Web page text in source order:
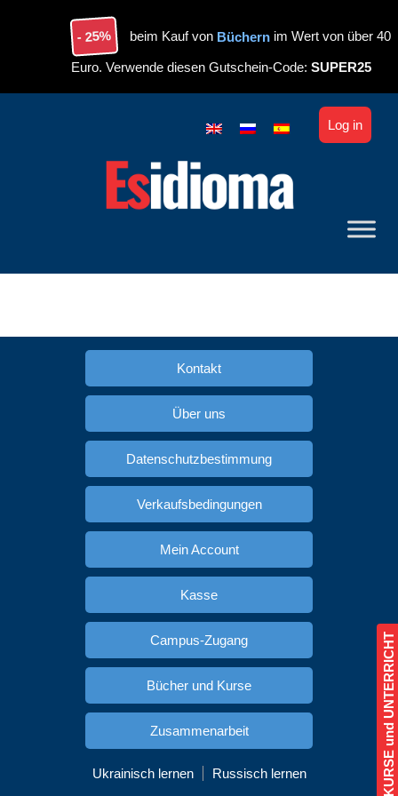
KURSE und UNTERRICHT
- 25% beim Kauf von Büchern im Wert von über 40
Euro. Verwende diesen Gutschein-Code: SUPER25
Log in
Kontakt
Über uns
Datenschutzbestimmung
Verkaufsbedingungen
Mein Account
Kasse
Campus-Zugang
Bücher und Kurse
Zusammenarbeit
Ukrainisch lernen
Russisch lernen